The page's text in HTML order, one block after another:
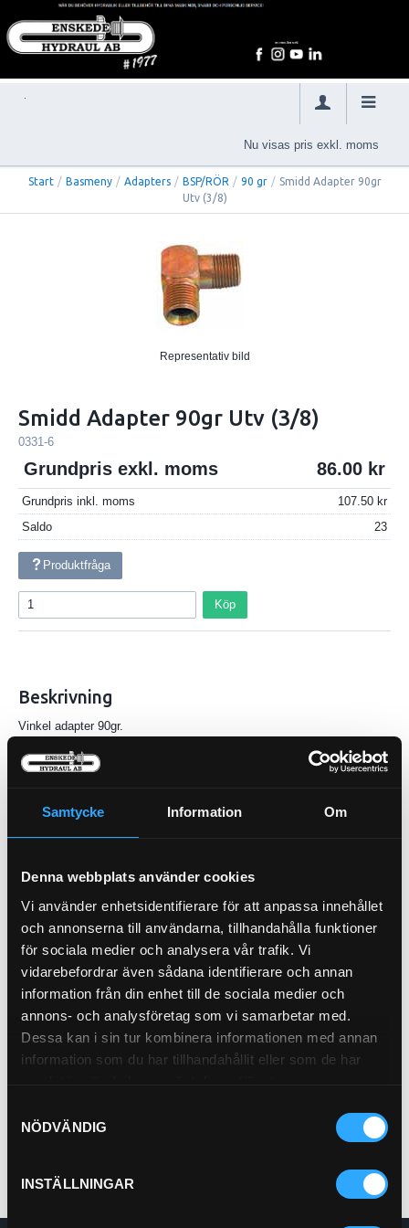
Samtycke Information Om
Denna webbplats använder cookies
Vi använder enhetsidentifierare för att anpassa innehållet
och annonserna till användarna, tillhandahålla funktioner
för sociala medier och analysera vår trafik. Vi
vidarebefordrar även sådana identifierare och annan
information från din enhet till de sociala medier och
annons- och analysföretag som vi samarbetar med.
Dessa kan i sin tur kombinera informationen med annan
information som du har tillhandahållit eller som de har
NÖDVÄNDIG
INSTÄLLNINGAR
Nu visas pris exkl. moms
Start / Basmeny / Adapters / BSP/RÖR / 90 gr / Smidd Adapter 90gr
Utv (3/8)
Representativ bild
Smidd Adapter 90gr Utv (3/8)
0331-6
Grundpris exkl. moms 86.00
Grundpris inkl. moms
107.50
Saldo
23
Produktfråga
Köp
Beskrivning
Vinkel adapter 90gr.
P-NIPPEL BSP (1/4)
Pris exkl. 28.90
Köp
P-NIPPEL BSP (3/8)
Pris exkl. 36.90
Köp
P-HYLSA 2SC 3/8"
PU11-6